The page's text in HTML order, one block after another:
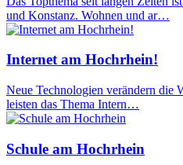
und Konstanz. Wohnen und ar…
Internet am Hochrhein!
Neue Technologien verändern die
leisten das Thema Intern…
Schule am Hochrhein